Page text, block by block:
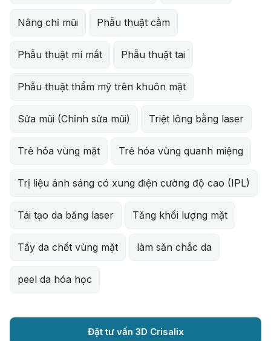
Nâng chỉ mũi Phẫu thuật cằm
Phẫu thuật mí mắt Phẫu thuật tai
Phẫu thuật thẩm mỹ trên khuôn mặt
Sửa mũi (Chỉnh sửa mũi) Triệt lông bằng laser
Trẻ hóa vùng mặt Trẻ hóa vùng quanh miệng
Trị liệu ánh sáng có xung điện cường độ cao (IPL)
Tái tạo da băng laser Tăng khối lượng mặt
Tẩy da chết vùng mặt làm săn chắc da
peel da hóa học
Đặt tư vấn 3D Crisalix